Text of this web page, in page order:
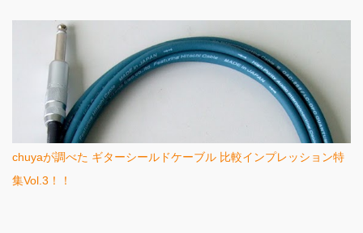
chuyaが調べた ギターシールドケーブル 比較インプレッション特
集Vol.3！！